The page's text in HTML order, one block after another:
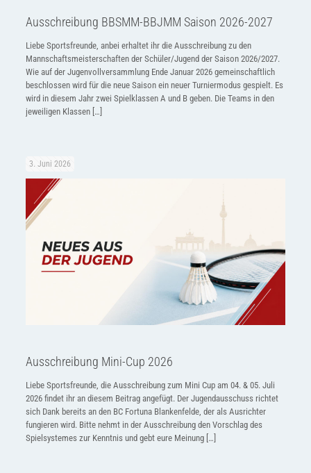
Ausschreibung BBSMM-BBJMM Saison 2026-2027
Liebe Sportsfreunde, anbei erhaltet ihr die Ausschreibung zu den
Mannschaftsmeisterschaften der Schüler/Jugend der Saison 2026/2027.
Wie auf der Jugenvollversammlung Ende Januar 2026 gemeinschaftlich
beschlossen wird für die neue Saison ein neuer Turniermodus gespielt. Es
wird in diesem Jahr zwei Spielklassen A und B geben. Die Teams in den
jeweiligen Klassen[…]
3. Juni 2026
Ausschreibung Mini-Cup 2026
Liebe Sportsfreunde, die Ausschreibung zum Mini Cup am 04. & 05. Juli
2026 findet ihr an diesem Beitrag angefügt. Der Jugendausschuss richtet
sich Dank bereits an den BC Fortuna Blankenfelde, der als Ausrichter
fungieren wird. Bitte nehmt in der Ausschreibung den Vorschlag des
Spielsystemes zur Kenntnis und gebt eure Meinung[…]